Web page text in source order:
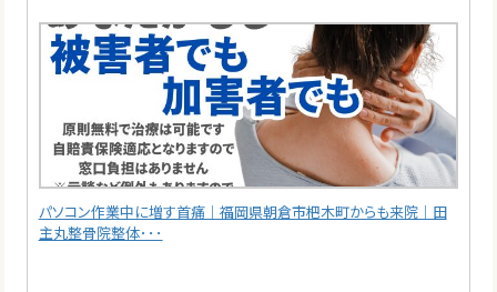
パソコン作業中に増す首痛｜福岡県朝倉市杷木町からも来院｜田
主丸整骨院整体･･･